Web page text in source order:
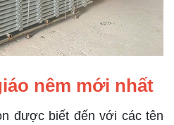
nêm mới nhất
biết đến với các tên